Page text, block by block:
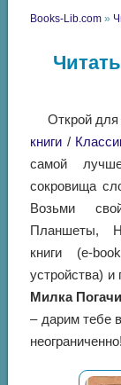
Books-Lib.com »
Открой
книги /
самой
сокровища
Возьми
Планшеты,
книги (e-
устройства) и
Милка
– дарим тебе
неограниченно!